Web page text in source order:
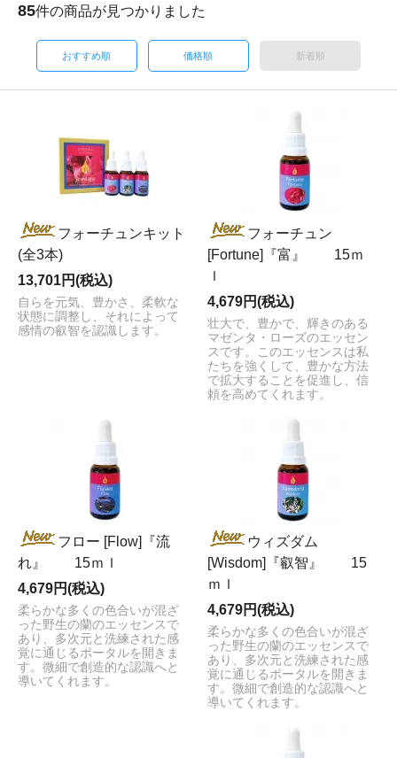
85件の商品が見つかりました
おすすめ順 価格順 新着順
フォーチュンキット
(全3本)
13,701円(税込)
自らを元気、豊かさ、柔軟な
状態に調整し、それによって
感情の叡智を認識します。
フォーチュン
[Fortune]『富』 15ｍ
4,679円(税込)
壮大で、豊かで、輝きのある
マゼンタ・ローズのエッセン
スです。このエッセンスは私
たちを強くして、豊かな方法
で拡大することを促進し、信
頼を高めてくれます。
フロー [Flow]『流
れ』 15ｍｌ
4,679円(税込)
柔らかな多くの色合いが混ざ
った野生の蘭のエッセンスで
あり、多次元と洗練された感
覚に通じるポータルを開きま
す。微細で創造的な認識へと
導いてくれます。
ウィズダム
[Wisdom]『叡智』 15
ｍｌ
4,679円(税込)
柔らかな多くの色合いが混ざ
った野生の蘭のエッセンスで
あり、多次元と洗練された感
覚に通じるポータルを開きま
す。微細で創造的な認識へと
導いてくれます。